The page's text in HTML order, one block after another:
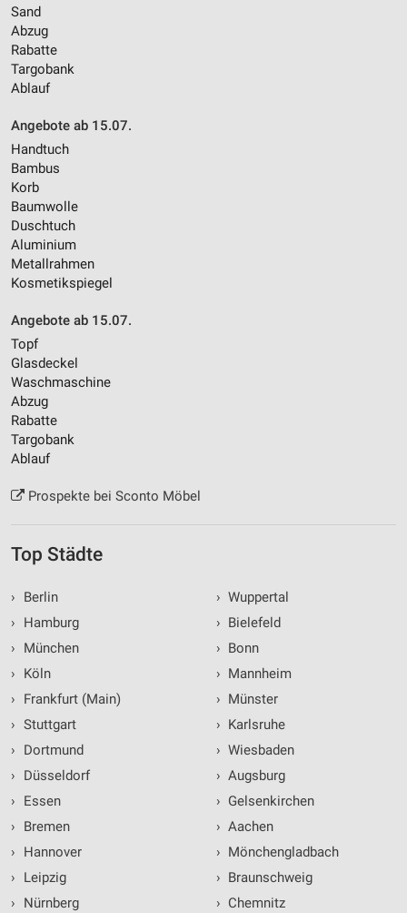
Sand
Abzug
Rabatte
Targobank
Ablauf
Angebote ab 15.07.
Handtuch
Bambus
Korb
Baumwolle
Duschtuch
Aluminium
Metallrahmen
Kosmetikspiegel
Angebote ab 15.07.
Topf
Glasdeckel
Waschmaschine
Abzug
Rabatte
Targobank
Ablauf
Prospekte bei Sconto Möbel
Top Städte
›
Berlin
›
Hamburg
›
München
›
Köln
›
Frankfurt (Main)
› Stuttgart
›
Dortmund
›
Düsseldorf
›
Essen
›
Bremen
›
Hannover
›
Leipzig
›
Nürnberg
› Wuppertal
› Bielefeld
› Bonn
› Mannheim
› Münster
› Karlsruhe
› Wiesbaden
› Augsburg
› Gelsenkirchen
› Aachen
› Mönchengladbach
› Braunschweig
› Chemnitz